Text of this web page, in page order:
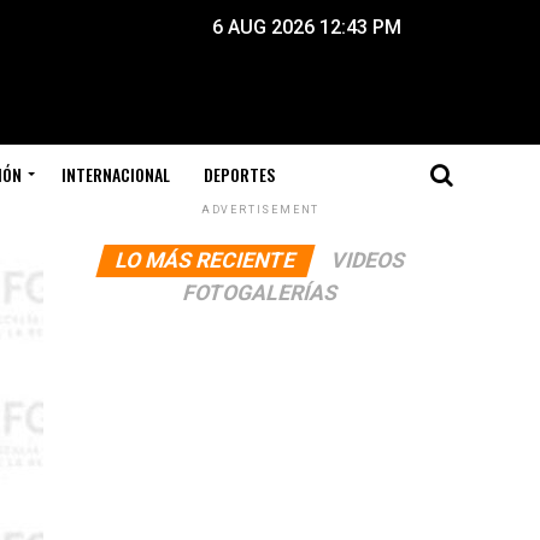
6 AUG 2026 12:43 PM
INTERNACIONAL DEPORTES
ADVERTISEMENT
LO MÁS RECIENTE
VIDEOS
FOTOGALERÍAS